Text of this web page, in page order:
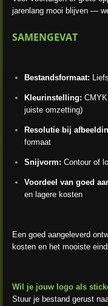
jarenlang mooi blijven —
SAMENGEVAT
Bestandsformaat:
Kleurinstelling:
juiste omzetting)
Resolutie bij
formaat
Snijvorm: Contour of
Voordeel van goed
en lagere kosten
Een goed aangeleverd
kosten en het mooiste
Wil je jouw logo als
Stuur je bestand gerust